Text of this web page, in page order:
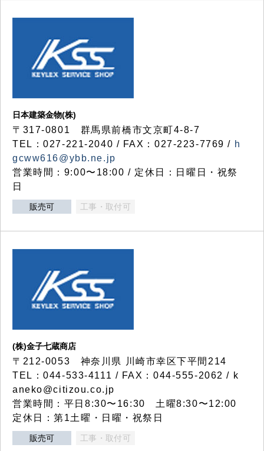
日本建築金物(株)
〒317‐0801 群馬県前橋市文京町4-8-7
TEL：027-221-2040 / FAX：027-223-7769 / h
gcww616@ybb.ne.jp
営業時間：9:00〜18:00 / 定休日：日曜日・祝祭
日
販売可 工事・取付可
(株)金子七蔵商店
〒212-0053 神奈川県 川崎市幸区下平間214
TEL：044-533-4111 / FAX：044-555-2062 / k
aneko@citizou.co.jp
営業時間：平日8:30〜16:30 土曜8:30〜12:00
定休日：第1土曜・日曜・祝祭日
販売可 工事・取付可